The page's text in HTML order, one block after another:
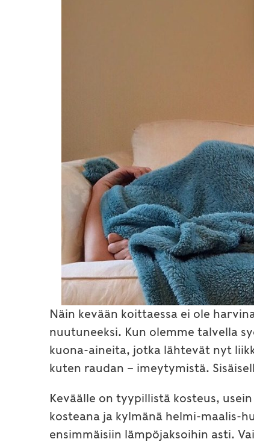
Näin kevään koittaessa ei ole
nuutuneeksi. Kun olemme talvella
kuona-aineita, jotka lähtevät nyt
kuten raudan – imeytymistä.
Keväälle on tyypillistä kosteus,
kosteana ja kylmänä helmi-maalis-
ensimmäisiin lämpöjaksoihin asti.